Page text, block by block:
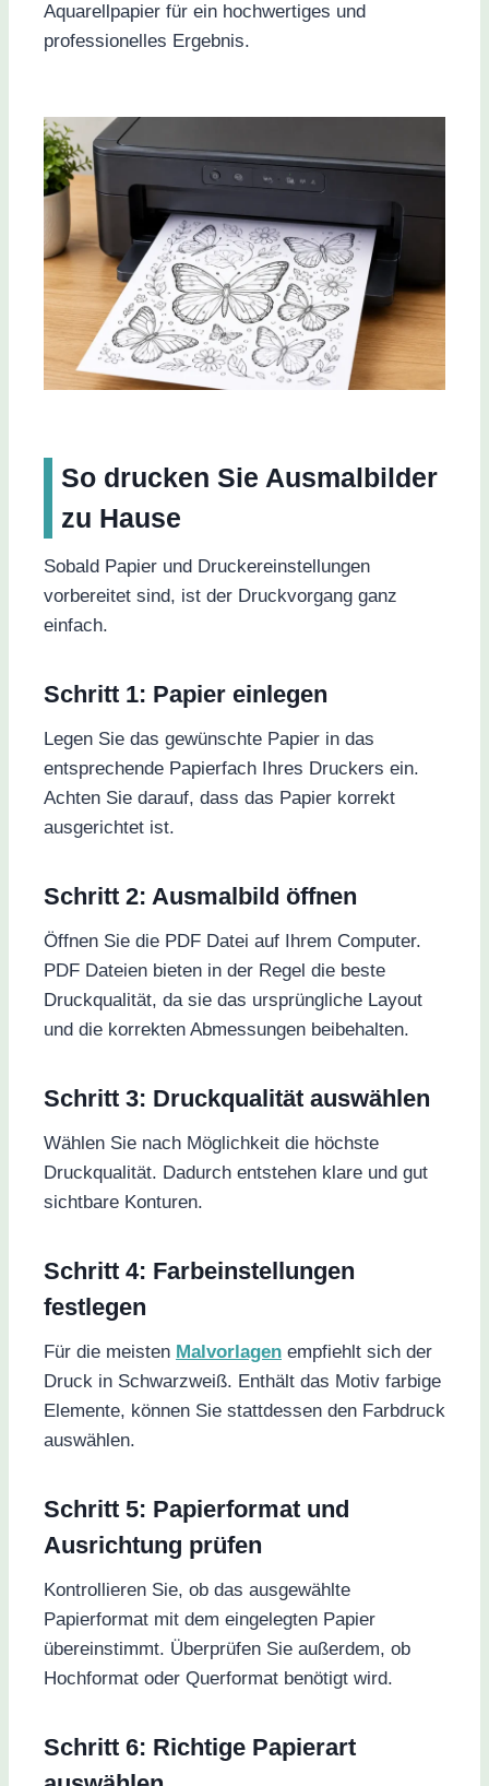
Aquarellpapier für ein hochwertiges und
professionelles Ergebnis.
So drucken Sie Ausmalbilder
zu Hause
Sobald Papier und Druckereinstellungen
vorbereitet sind, ist der Druckvorgang ganz
einfach.
Schritt 1: Papier einlegen
Legen Sie das gewünschte Papier in das
entsprechende Papierfach Ihres Druckers ein.
Achten Sie darauf, dass das Papier korrekt
ausgerichtet ist.
Schritt 2: Ausmalbild öffnen
Öffnen Sie die PDF Datei auf Ihrem Computer.
PDF Dateien bieten in der Regel die beste
Druckqualität, da sie das ursprüngliche Layout
und die korrekten Abmessungen beibehalten.
Schritt 3: Druckqualität auswählen
Wählen Sie nach Möglichkeit die höchste
Druckqualität. Dadurch entstehen klare und gut
sichtbare Konturen.
Schritt 4: Farbeinstellungen
festlegen
Für die meisten Malvorlagen empfiehlt sich der
Druck in Schwarzweiß. Enthält das Motiv farbige
Elemente, können Sie stattdessen den Farbdruck
auswählen.
Schritt 5: Papierformat und
Ausrichtung prüfen
Kontrollieren Sie, ob das ausgewählte
Papierformat mit dem eingelegten Papier
übereinstimmt. Überprüfen Sie außerdem, ob
Hochformat oder Querformat benötigt wird.
Schritt 6: Richtige Papierart